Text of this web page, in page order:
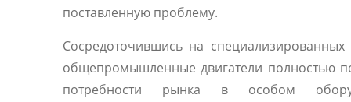
поставленную проблему.
Сосредоточившись на специализированных
общепромышленные двигатели полностью
потребности рынка в особом